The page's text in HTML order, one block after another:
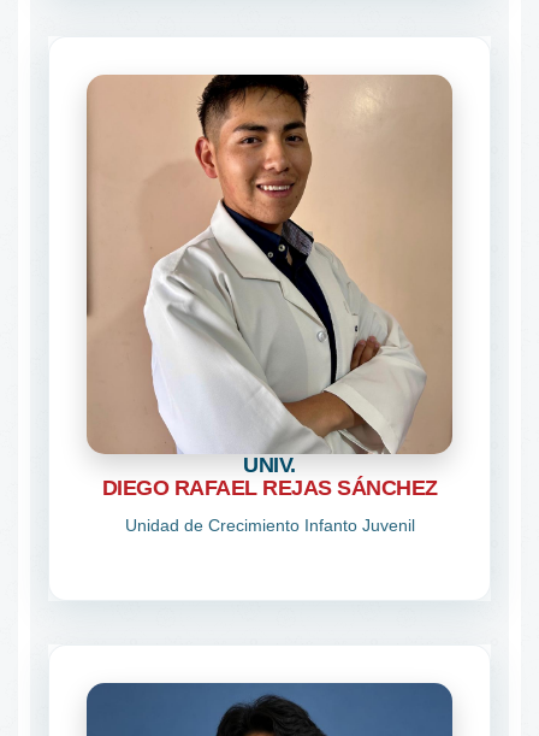
UNIV.
DIEGO RAFAEL REJAS SÁNCHEZ
Unidad de Crecimiento Infanto Juvenil